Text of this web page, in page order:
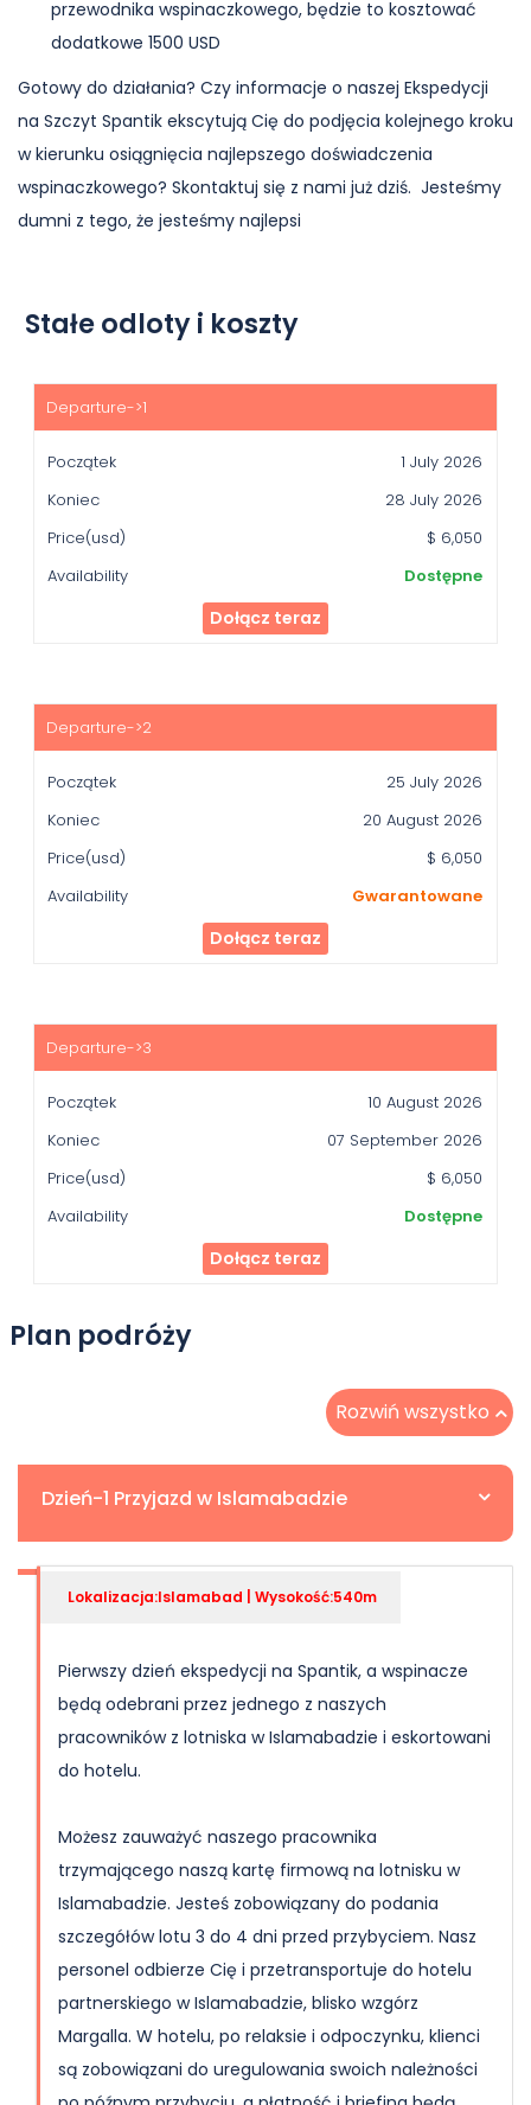
przewodnika wspinaczkowego, będzie to kosztować
dodatkowe 1500 USD
Gotowy do działania? Czy informacje o naszej Ekspedycji
na Szczyt Spantik ekscytują Cię do podjęcia kolejnego kroku
w kierunku osiągnięcia najlepszego doświadczenia
wspinaczkowego? Skontaktuj się z nami już dziś. Jesteśmy
dumni z tego, że jesteśmy najlepsi
Stałe odloty i koszty
Początek
Availability
1 July 2026
28 July 2026
$ 6,050
Dostępne
Dołącz teraz
25 July 2026
20 August 2026
$ 6,050
Gwarantowane
Dołącz teraz
10 August 2026
07 September 2026
$ 6,050
Dostępne
Dołącz teraz
Plan podróży
Rozwiń wszystko
Dzień-1 Przyjazd w Islamabadzie
Lokalizacja:Islamabad | Wysokość:540m
Pierwszy dzień ekspedycji na Spantik, a wspinacze
będą odebrani przez jednego z naszych
pracowników z lotniska w Islamabadzie i eskortowani
do hotelu.
Możesz zauważyć naszego pracownika
trzymającego naszą kartę firmową na lotnisku w
Islamabadzie. Jesteś zobowiązany do podania
szczegółów lotu 3 do 4 dni przed przybyciem. Nasz
personel odbierze Cię i przetransportuje do hotelu
partnerskiego w Islamabadzie, blisko wzgórz
Margalla. W hotelu, po relaksie i odpoczynku, klienci
są zobowiązani do uregulowania swoich należności